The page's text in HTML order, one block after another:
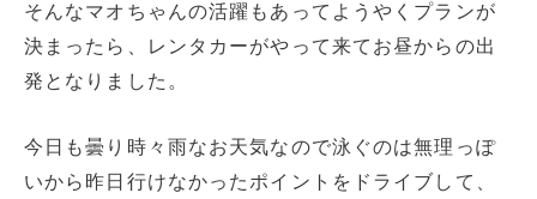
そんなマオちゃんの活躍もあってようやくプランが
決まったら、レンタカーがやって来てお昼からの出
発となりました。
今日も曇り時々雨なお天気なので泳ぐのは無理っぽ
いから昨日行けなかったポイントをドライブして、